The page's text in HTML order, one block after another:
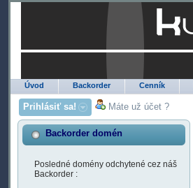
Úvod Backorder Cenník
Prihlásiť sa! Máte už účet ?
Backorder domén
Posledné domény odchytené cez náš
Backorder :